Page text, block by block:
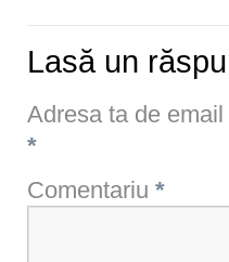
Lasă un
Adresa ta de
*
Comentariu *